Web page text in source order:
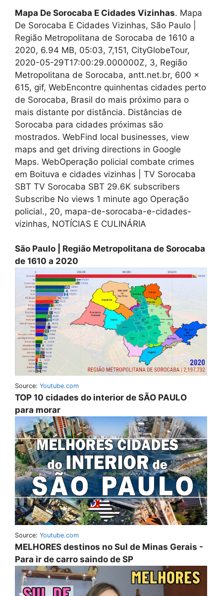
Mapa De Sorocaba E Cidades Vizinhas. Mapa
De Sorocaba E Cidades Vizinhas, São Paulo |
Região Metropolitana de Sorocaba de 1610 a
2020, 6.94 MB, 05:03, 7,151, CityGlobeTour,
2020-05-29T17:00:29.000000Z, 3, Região
Metropolitana de Sorocaba, antt.net.br, 600 x
615, gif, WebEncontre quinhentas cidades perto
de Sorocaba, Brasil do mais próximo para o
mais distante por distância. Distâncias de
Sorocaba para cidades próximas são
mostrados. WebFind local businesses, view
maps and get driving directions in Google
Maps. WebOperação policial combate crimes
em Boituva e cidades vizinhas | TV Sorocaba
SBT TV Sorocaba SBT 29.6K subscribers
Subscribe No views 1 minute ago Operação
policial., 20, mapa-de-sorocaba-e-cidades-
vizinhas, NOTÍCIAS E CULINÁRIA
São Paulo | Região Metropolitana de Sorocaba
de 1610 a 2020
Source: Youtube.com
TOP 10 cidades do interior de SÃO PAULO
para morar
Source: Youtube.com
MELHORES destinos no Sul de Minas Gerais -
Para ir de carro saindo de SP